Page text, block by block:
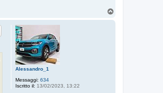
Alessandro_1
Messaggi: 634
Iscritto il: 13/02/2023, 13:22